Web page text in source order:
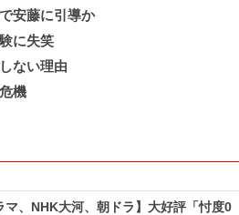
安藤に引導か
に失笑
ない理由
機
マ、NHK大河、朝ドラ】大好評「忖度0